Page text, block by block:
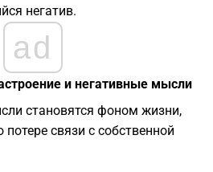
негатив.
ad
и негативные мысли
становятся фоном жизни,
потере связи с собственной